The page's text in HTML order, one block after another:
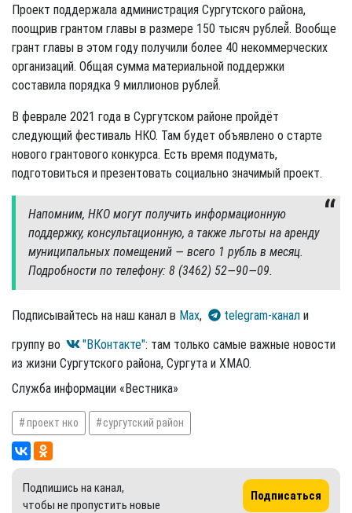
Проект поддержала администрация Сургутского района,
поощрив грантом главы в размере 150 тысяч рублей̆. Вообще
грант главы в этом году получили более 40 некоммерческих
организаций. Общая сумма материальной поддержки
составила порядка 9 миллионов рублей̆.
В феврале 2021 года в Сургутском районе пройдёт
следующий фестиваль НКО. Там будет объявлено о старте
нового грантового конкурса. Есть время подумать,
подготовиться и презентовать социально значимый проект.
Напомним, НКО могут получить информационную
поддержку, консультационную, а также льготы на аренду
муниципальных помещений — всего 1 рубль в месяц.
Подробности по телефону: 8 (3462) 52—90—09.
Подписывайтесь на наш канал в Max, telegram-канал и
группу во
"ВКонтакте": там только самые важные новости
из жизни Сургутского района, Сургута и ХМАО.
Служба информации «Вестника»
проект нко сургутский район
Подпишись на канал,
чтобы не пропустить новые
Подписаться